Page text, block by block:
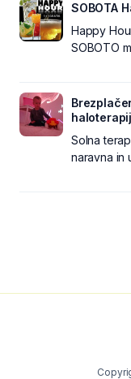
SOBOTA
Happy
SOBOTO
Solna
naravna in